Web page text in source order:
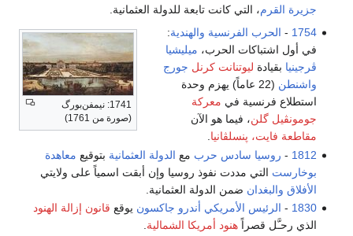
جزيرة القرم، التي كانت تابعة للدولة العثمانية.
1741: نيمفن‌بورگ
(صورة من 1761)
1754
- الحرب الفرنسية والهندية:
في أول اشتباكات الحرب، ميليشيا
ڤرجينيا بقيادة ليوتنانت كرنل جورج
واشنطن
(22 عاماً) يهزم وحدة
استطلاع فرنسية في معركة
جومونڤيل گلن، فيما هو الآن
مقاطعة فايت، پنسلڤانيا
1812
- روسيا سادس حرب مع الدولة العثمانية بتوقيع معاهدة
بوخارست التي مددت نفوذ روسيا وإن أبقت اسمياً على ولايتي
الأفلاق والبغدان ضمن الدولة العثمانية.
1830
- الرئيس الأمريكي أندرو جاكسون يوقع قانون إزالة الهنود
الذي رحـَّل قصراًهنود أمريكا الشمالية